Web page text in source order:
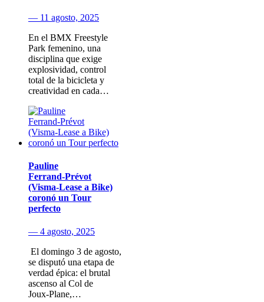
— 11 agosto, 2025
En el BMX Freestyle
Park femenino, una
disciplina que exige
explosividad, control
total de la bicicleta y
creatividad en cada…
Pauline
Ferrand‑Prévot
(Visma‑Lease a Bike)
coronó un Tour
perfecto
— 4 agosto, 2025
​ El domingo 3 de agosto​,
se disputó una etapa de
verdad épica: el brutal
ascenso al Col de
Joux‑Plane,…